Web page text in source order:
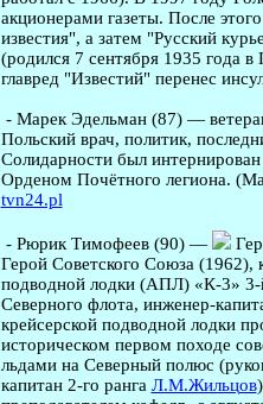
акционерами газеты. После
известия", а затем "Русский
(родился 7 сентября 1935 года
главред "Известий" перенес
- Марек Эдельман(87) —
Польский врач, политик,
Солидарности был
Орденом Почётного легиона.
tvn24.pl
- Рюрик Тимофеев (90) —
Герой Советского Союза (1962),
подводной лодки (АПЛ) «К-3» 3-
Северного флота, инженер-
крейсерской подводной лодки
историческом первом походе
льдами на Северный полюс
капитан 2-го ранга Л.М.Жильцов